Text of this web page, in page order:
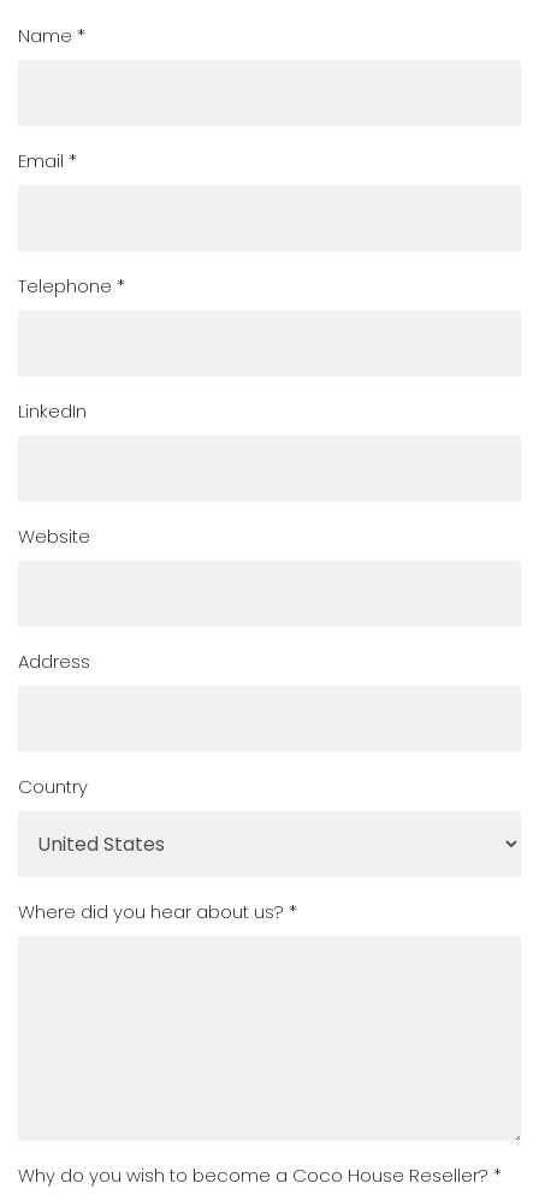
Name *
Email *
Telephone *
LinkedIn
Website
Address
Country
Where did you hear about us? *
Why do you wish to become a Coco House Reseller? *